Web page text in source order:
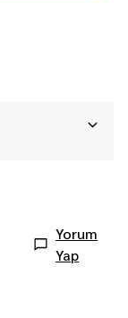
Yorum
Yap